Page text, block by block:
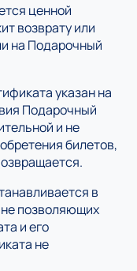
ценной
возврату или
на Подарочный
указан на
Подарочный
и не
билетов,
в
позволяющих
и его
не